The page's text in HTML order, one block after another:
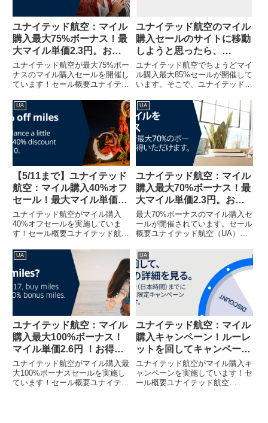
ユナイテッド航空：マイル
購入最大75%ボーナス！最
大マイル単価2.3円。お得
にANA特典航空券
ユナイテッド航空が最大75%ボー
ナスのマイル購入セールを開催し
ています！セール概要ユナイテッ
大75%ボーナスセールが開催され
ています。75%ボーナスは前回と
一緒ですね。３か月に一度くらい
で最大85%ボーナスセー...
ユナイテッド航空のマイル
購入セールのサイトに移動
しようと思ったら、
Chromeで「リダイレクト
が繰り返し行われました」
というエラーが生じてしま
った（＋解決方法付）
ユナイテッド航空でちょうどマイ
ル購入最大85%セールが開催して
います。そこで、ユナイテッド航
を検討しようと購入セールのサイ
トに移動しようと思ったら・・・
（「マイルを購入する」をクリッ
クすればOKのはずが・・・）...
UA
【5/11まで】ユナイテッド
航空：マイル購入40%オフ
セール！最大マイル単価
2.4円 ！お得にANA特典航
空券
ユナイテッド航空がマイル購入
40%オフセールを実施していま
す！セール概要ユナイテッド航空
セールが開催されています。
（UA HPから引用）今回は最小
量の1,000マイル購入時から40%
オフで購入できます。そのた...
UA
ユナイテッド航空：マイル
購入最大70%ボーナス！最
大マイル単価2.3円。お得
にANA特典航空券
最大70%ボーナスのマイル購入セ
ールが開催されています。セール
概要ユナイテッド航空（UA）の
ールが開催されています。直近で
は100%ボーナスセールや85%ボ
ーナスセールが開催されていまし
たので、今回はそれほど...
UA
ユナイテッド航空：マイル
購入最大100%ボーナス！
マイル単価2.6円 ！お得に
ANA特典航空券
ユナイテッド航空がマイル購入最
大100%ボーナスセールを実施し
ています！セール概要ユナイテッ
UA
ユナイテッド航空：マイル
購入キャンペーン！ルーレ
ットを回してキャンペーン
内容を確認！
ユナイテッド航空がマイル購入キ
ャンペーンを実施しています！セ
ール概要ユナイテッド航空